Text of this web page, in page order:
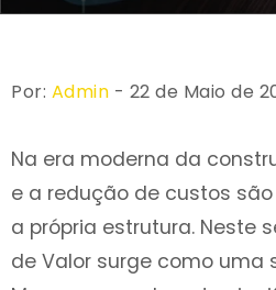
Por: Admin - 22 de Maio de
Na era moderna da
e a redução de custos
a própria estrutura. Neste
de Valor surge como uma